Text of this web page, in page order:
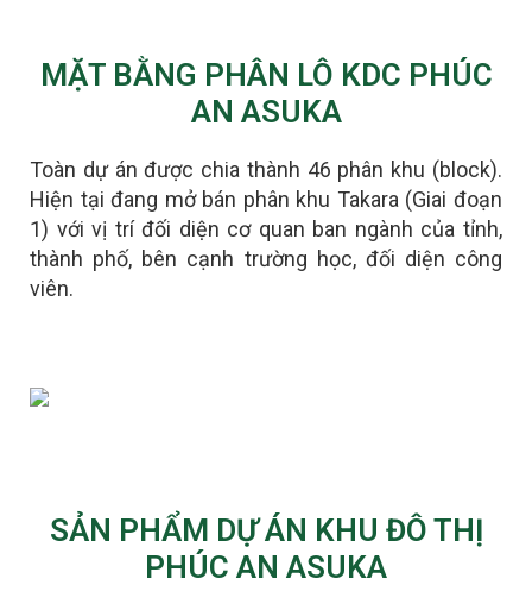
MẶT BẰNG PHÂN LÔ KDC PHÚC
AN ASUKA
Toàn dự án được chia thành 46 phân khu (block).
Hiện tại đang mở bán phân khu Takara (Giai đoạn
1) với vị trí đối diện cơ quan ban ngành của tỉnh,
thành phố, bên cạnh trường học, đối diện công
viên.
SẢN PHẨM DỰ ÁN KHU ĐÔ THỊ
PHÚC AN ASUKA